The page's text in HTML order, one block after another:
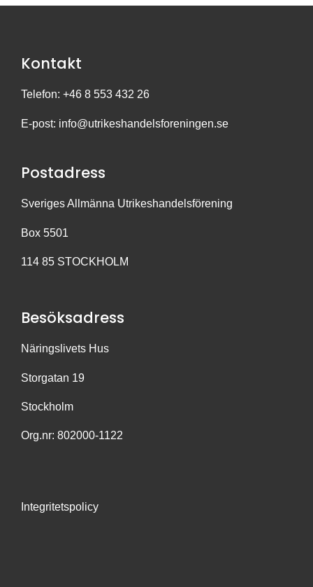
Kontakt
Telefon: +46 8 553 432 26
E-post: info@utrikeshandelsforeningen.se
Postadress
Sveriges Allmänna Utrikeshandelsförening
Box 5501
114 85 STOCKHOLM
Besöksadress
Näringslivets Hus
Storgatan 19
Stockholm
Org.nr: 802000-1122
Integritetspolicy